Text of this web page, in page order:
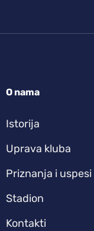
O nama
Istorija
Uprava kluba
Priznanja i uspesi
Stadion
Kontakti